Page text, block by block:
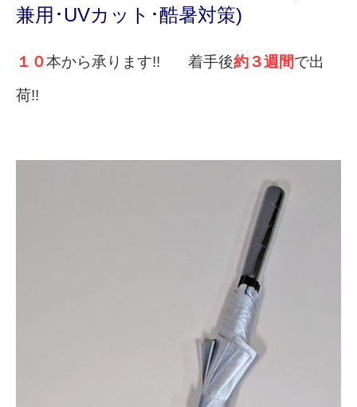
兼用･UVカット･酷暑対策)
１０本から承ります!! 着手後約３週間で出
荷!!